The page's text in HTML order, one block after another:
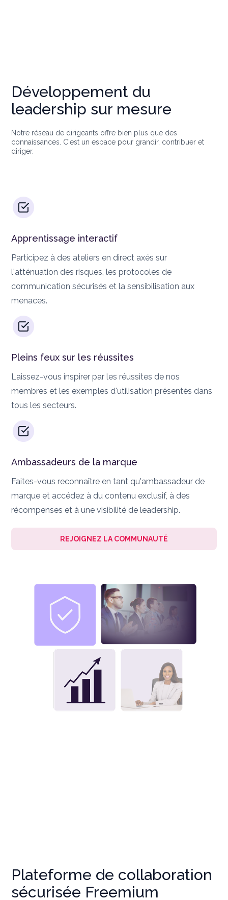
Développement du
leadership sur mesure
Notre réseau de dirigeants offre bien plus que des
connaissances. C'est un espace pour grandir, contribuer et
diriger.
Apprentissage interactif
Participez à des ateliers en direct axés sur
l'atténuation des risques, les protocoles de
communication sécurisés et la sensibilisation aux
menaces.
Pleins feux sur les réussites
Laissez-vous inspirer par les réussites de nos
membres et les exemples d'utilisation présentés dans
tous les secteurs.
Ambassadeurs de la marque
Faites-vous reconnaître en tant qu'ambassadeur de
marque et accédez à du contenu exclusif, à des
récompenses et à une visibilité de leadership.
REJOIGNEZ LA COMMUNAUTÉ
Plateforme de collaboration
sécurisée Freemium